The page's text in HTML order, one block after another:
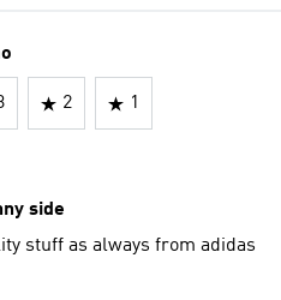
2 1
side
stuff as always from adidas